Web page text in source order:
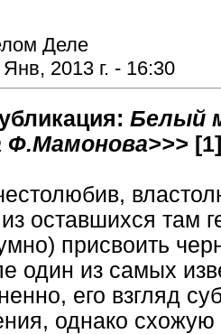
Деле
2013 г. - 16:30
Белый
Ф.Мамонова>>> [1]
оставшихся там
присвоить
один из самых
его взгляд
однако схожую